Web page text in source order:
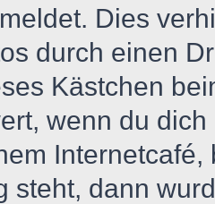
Dies
durch einen
Kästchen
wenn du
steht, dann